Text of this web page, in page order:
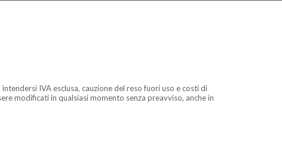
IVA esclusa, cauzione del reso fuori uso e costi di
modificati in qualsiasi momento senza preavviso, anche in